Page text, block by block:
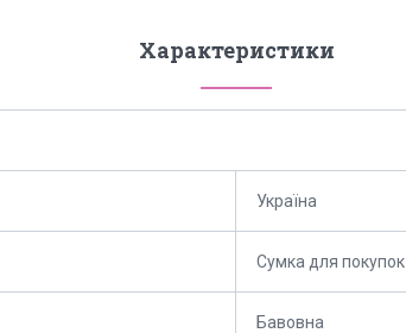
Характеристики
Україна
Сумка для покупок
Бавовна